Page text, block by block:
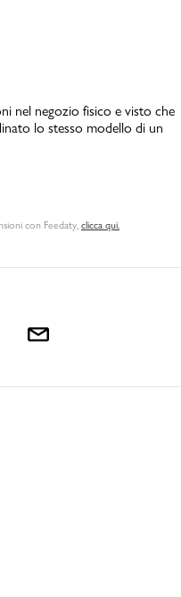
nel negozio fisico e visto che
lo stesso modello di un
con Feedaty, clicca qui.